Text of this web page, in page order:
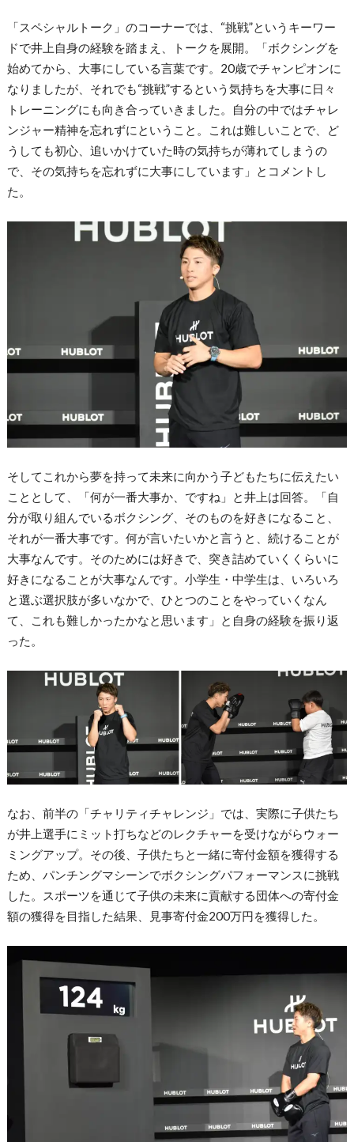
「スペシャルトーク」のコーナーでは、“挑戦”というキーワー
ドで井上自身の経験を踏まえ、トークを展開。「ボクシングを
始めてから、大事にしている言葉です。20歳でチャンピオンに
なりましたが、それでも“挑戦”するという気持ちを大事に日々
トレーニングにも向き合っていきました。自分の中ではチャレ
ンジャー精神を忘れずにということ。これは難しいことで、ど
うしても初心、追いかけていた時の気持ちが薄れてしまうの
で、その気持ちを忘れずに大事にしています」とコメントし
た。
そしてこれから夢を持って未来に向かう子どもたちに伝えたい
こととして、「何が一番大事か、ですね」と井上は回答。「自
分が取り組んでいるボクシング、そのものを好きになること、
それが一番大事です。何が言いたいかと言うと、続けることが
大事なんです。そのためには好きで、突き詰めていくくらいに
好きになることが大事なんです。小学生・中学生は、いろいろ
と選ぶ選択肢が多いなかで、ひとつのことをやっていくなん
て、これも難しかったかなと思います」と自身の経験を振り返
った。
なお、前半の「チャリティチャレンジ」では、実際に子供たち
が井上選手にミット打ちなどのレクチャーを受けながらウォー
ミングアップ。その後、子供たちと一緒に寄付金額を獲得する
ため、パンチングマシーンでボクシングパフォーマンスに挑戦
した。スポーツを通じて子供の未来に貢献する団体への寄付金
額の獲得を目指した結果、見事寄付金200万円を獲得した。